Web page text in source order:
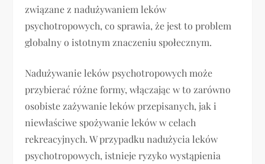
związane z nadużywaniem leków
psychotropowych, co sprawia, że jest to problem
globalny o istotnym znaczeniu społecznym.
Nadużywanie leków psychotropowych może
przybierać różne formy, włączając w to zarówno
osobiste zażywanie leków przepisanych, jak i
niewłaściwe spożywanie leków w celach
rekreacyjnych. W przypadku nadużycia leków
psychotropowych, istnieje ryzyko wystąpienia